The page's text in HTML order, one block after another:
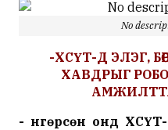
No
-ХСҮТ-Д ЭЛЭГ,
ХАВДРЫГ
- Өнгөрсөн онд